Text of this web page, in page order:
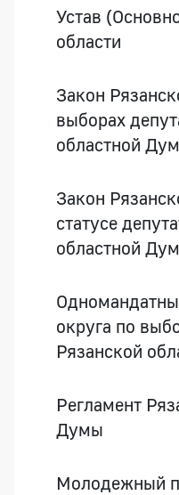
Устав
области
Закон
выборах
областной
Закон
статусе
областной
округа по
Рязанской
Регламент
Думы
Молодежный